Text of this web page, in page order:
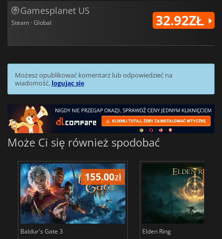
Gamesplanet US
Steam · Global 32.92ZŁ
Możesz opublikować komentarz lub odpowiedzieć na
wiadomość, logując się
Może Ci się również spodobać
155.00zł
Baldur's Gate 3 Elden Ring